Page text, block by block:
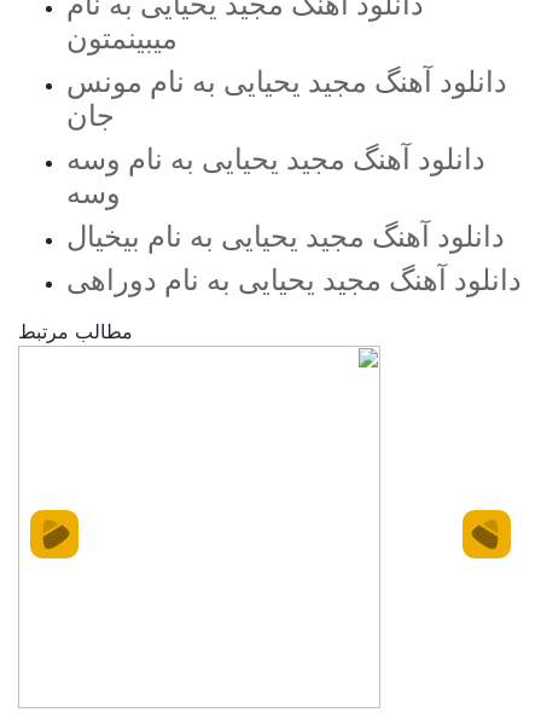
میبینمتون
دانلود آهنگ مجید یحیایی به نام مونس
جان
دانلود آهنگ مجید یحیایی به نام وسه
وسه
دانلود آهنگ مجید یحیایی به نام بیخیال
دانلود آهنگ مجید یحیایی به نام دوراهی
مطالب مرتبط